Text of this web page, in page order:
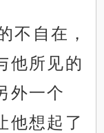
不自在，
他所见的
外一个
他想起了